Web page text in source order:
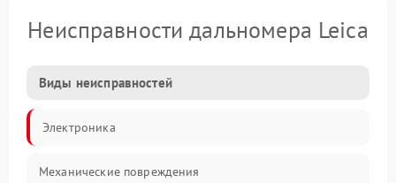
Неисправности дальномера Leica
Виды неисправностей
Электроника
Механические повреждения